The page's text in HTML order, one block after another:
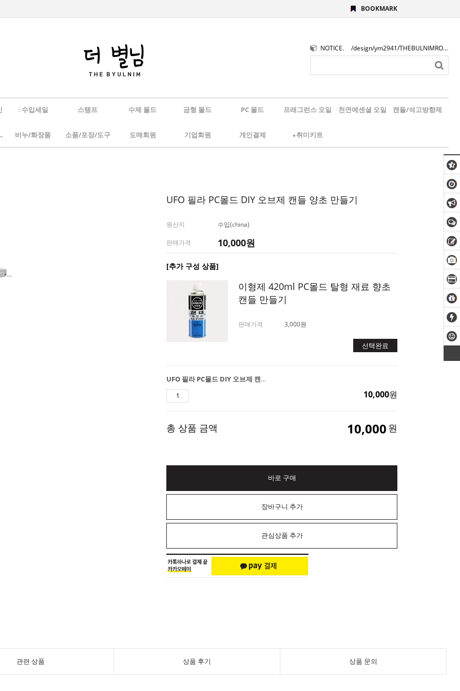
BOOKMARK
NOTICE. /design/ym2941/THEBULNIMROGO.png
☆수입세일 스탬프 수제 몰드 금형 몰드 PC 몰드 프래그런스 오일 천연에센셜 오일 캔들/석고방향제
리움 비누/화장품 소품/포장/도구 도매회원 기업회원 개인결제 ★취미키트
UFO 필라 PC몰드 DIY 오브제 캔들 양초 만들기
원산지 수입(china)
판매가격 10,000원
[추가 구성 상품]
이형제 420ml PC몰드 탈형 재료 향초
캔들 만들기
판매가격 3,000원
선택완료
UFO 필라 PC몰드 DIY 오브제 캔들 양초 만들기
10,000원
총 상품 금액 10,000 원
바로 구매
장바구니 추가
관심상품 추가
관련 상품 상품 후기 상품 문의